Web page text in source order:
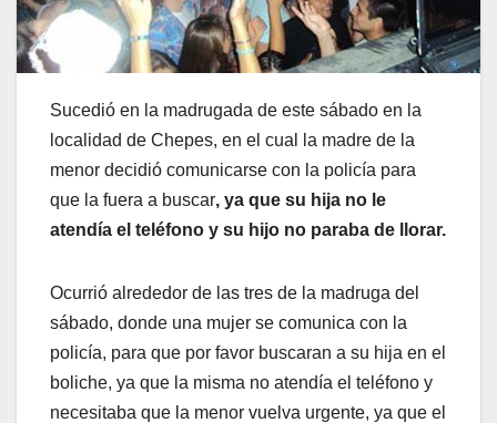
Sucedió en la madrugada de este sábado en la
localidad de Chepes, en el cual la madre de la
menor decidió comunicarse con la policía para
que la fuera a buscar, ya que su hija no le
atendía el teléfono y su hijo no paraba de llorar.
Ocurrió alrededor de las tres de la madruga del
sábado, donde una mujer se comunica con la
policía, para que por favor buscaran a su hija en el
boliche, ya que la misma no atendía el teléfono y
necesitaba que la menor vuelva urgente, ya que el